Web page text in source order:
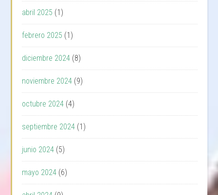
abril 2025 (1)
febrero 2025 (1)
diciembre 2024 (8)
noviembre 2024 (9)
octubre 2024 (4)
septiembre 2024 (1)
junio 2024 (5)
mayo 2024 (6)